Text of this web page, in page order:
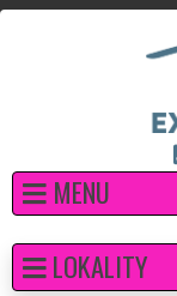
MENU
LOKALITY